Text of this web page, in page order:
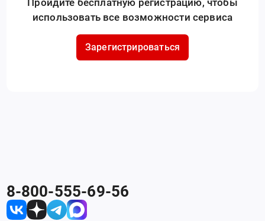
использовать все возможности сервиса
Зарегистрироваться
8-800-555-69-56